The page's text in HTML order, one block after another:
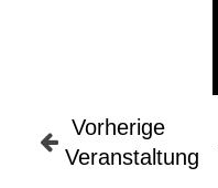
Vorherige
Veranstaltung